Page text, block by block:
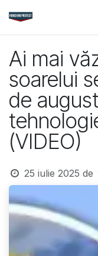
Ai mai
soarelui
de
(VIDEO)
25 iulie 2025 de